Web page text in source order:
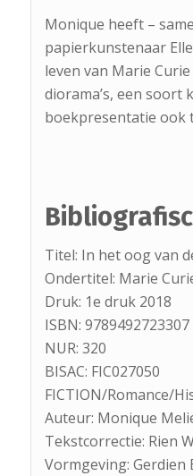
Monique heeft –
papierkunstenaar
leven van Marie
diorama’s, een soort
boekpresentatie ook
Titel: In het oog van
Ondertitel: Marie
Druk: 1e druk 2018
ISBN: 9789492723307
NUR: 320
BISAC: FIC027050
FICTION/Romance/
Auteur: Monique
Tekstcorrectie: Rien
Vormgeving: Gerdien